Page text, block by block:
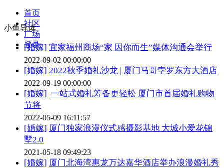
首页
社区
广场
登录
小鱼导读
[婚嫁] 宜家福州商场“家 因你而生”媒体沟通会举行
2022-09-02 00:00:00
[婚嫁] 2022秋季婚礼沙龙 | 厦门马哥孛罗东方大酒店
2022-09-19 00:00:00
[婚嫁] 一站式婚礼筹备更轻松 厦门市首届婚礼购物
节将
2022-05-09 16:11:57
[婚嫁] 厦门独家浪漫仪式感摄影基地 大城小爱花锦
墅2.0
2021-05-18 09:49:23
[婚嫁] 厦门北海湾惠龙万达嘉华酒店举办浪漫婚礼秀